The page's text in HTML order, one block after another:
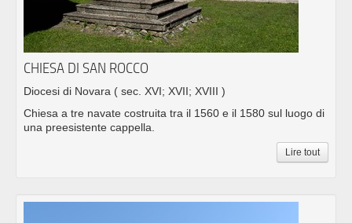
CHIESA DI SAN ROCCO
Diocesi di Novara ( sec. XVI; XVII; XVIII )
Chiesa a tre navate costruita tra il 1560 e il 1580 sul luogo di
una preesistente cappella.
Lire tout